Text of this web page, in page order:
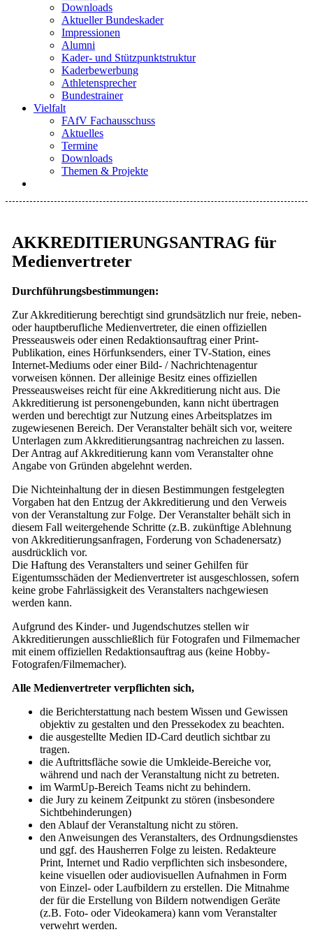
Downloads
Aktueller Bundeskader
Impressionen
Alumni
Kader- und Stützpunktstruktur
Kaderbewerbung
Athletensprecher
Bundestrainer
Vielfalt
FAfV Fachausschuss
Aktuelles
Termine
Downloads
Themen & Projekte
AKKREDITIERUNGSANTRAG für
Medienvertreter
Durchführungsbestimmungen:
Zur Akkreditierung berechtigt sind grundsätzlich nur freie, neben-
oder hauptberufliche Medienvertreter, die einen offiziellen
Presseausweis oder einen Redaktionsauftrag einer Print-
Publikation, eines Hörfunksenders, einer TV-Station, eines
Internet-Mediums oder einer Bild- / Nachrichtenagentur
vorweisen können. Der alleinige Besitz eines offiziellen
Presseausweises reicht für eine Akkreditierung nicht aus. Die
Akkreditierung ist personengebunden, kann nicht übertragen
werden und berechtigt zur Nutzung eines Arbeitsplatzes im
zugewiesenen Bereich. Der Veranstalter behält sich vor, weitere
Unterlagen zum Akkreditierungsantrag nachreichen zu lassen.
Der Antrag auf Akkreditierung kann vom Veranstalter ohne
Angabe von Gründen abgelehnt werden.
Die Nichteinhaltung der in diesen Bestimmungen festgelegten
Vorgaben hat den Entzug der Akkreditierung und den Verweis
von der Veranstaltung zur Folge. Der Veranstalter behält sich in
diesem Fall weitergehende Schritte (z.B. zukünftige Ablehnung
von Akkreditierungsanfragen, Forderung von Schadenersatz)
ausdrücklich vor.
Die Haftung des Veranstalters und seiner Gehilfen für
Eigentumsschäden der Medienvertreter ist ausgeschlossen, sofern
keine grobe Fahrlässigkeit des Veranstalters nachgewiesen
werden kann.
Aufgrund des Kinder- und Jugendschutzes stellen wir
Akkreditierungen ausschließlich für Fotografen und Filmemacher
mit einem offiziellen Redaktionsauftrag aus (keine Hobby-
Fotografen/Filmemacher).
Alle Medienvertreter verpflichten sich,
die Berichterstattung nach bestem Wissen und Gewissen
objektiv zu gestalten und den Pressekodex zu beachten.
die ausgestellte Medien ID-Card deutlich sichtbar zu
tragen.
die Auftrittsfläche sowie die Umkleide-Bereiche vor,
während und nach der Veranstaltung nicht zu betreten.
im WarmUp-Bereich Teams nicht zu behindern.
die Jury zu keinem Zeitpunkt zu stören (insbesondere
Sichtbehinderungen)
den Ablauf der Veranstaltung nicht zu stören.
den Anweisungen des Veranstalters, des Ordnungsdienstes
und ggf. des Hausherren Folge zu leisten. Redakteure
Print, Internet und Radio verpflichten sich insbesondere,
keine visuellen oder audiovisuellen Aufnahmen in Form
von Einzel- oder Laufbildern zu erstellen. Die Mitnahme
der für die Erstellung von Bildern notwendigen Geräte
(z.B. Foto- oder Videokamera) kann vom Veranstalter
verwehrt werden.